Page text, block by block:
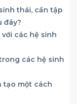
thái, cần tập
đây?
với các hệ sinh
các hệ sinh
tạo một cách